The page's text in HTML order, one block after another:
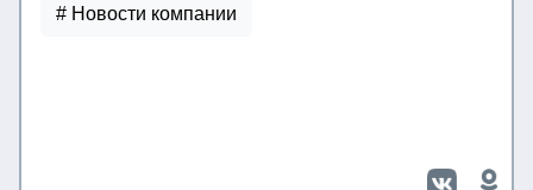
# Новости компании